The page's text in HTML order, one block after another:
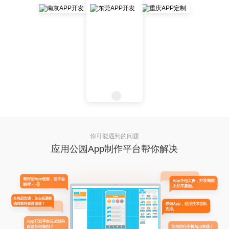
你可能遇到的问题
应用公园App制作平台帮你解决